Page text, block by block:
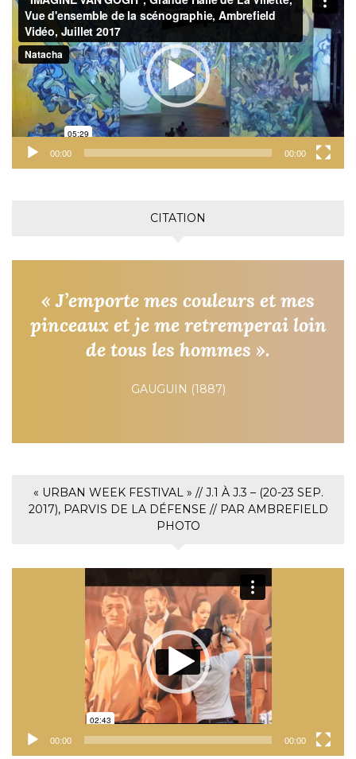
vidéo
00:00 00:00
CITATION
« J’emporte mes couleurs et mes
pinceaux et je me retremperai loin
de tous les hommes ».
GAUGUIN (1887)
« URBAN WEEK FESTIVAL » // J.1 À J.3 – (20-23 SEP.
2017), PARVIS DE LA DÉFENSE // PAR AMBREFIELD
PHOTO
00:00 00:00